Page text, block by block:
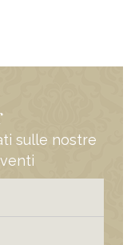
sulle nostre